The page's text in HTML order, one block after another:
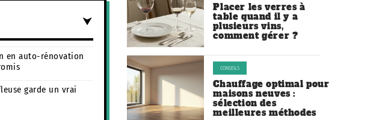
en auto-rénovation
garde un vrai
Placer les verres à
table quand il y a
plusieurs vins,
comment gérer ?
CONSEILS
Chauffage optimal pour
maisons neuves :
sélection des
meilleures méthodes